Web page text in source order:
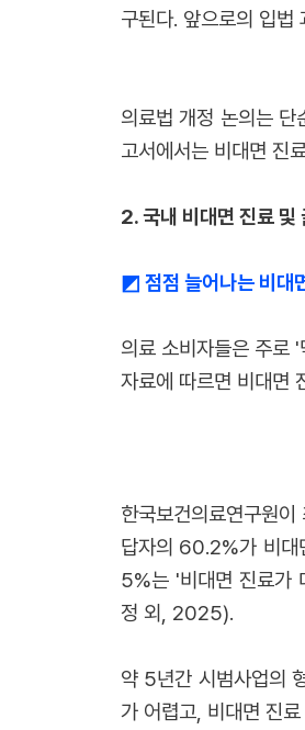
구된다. 앞으로의 입법
의료법 개정 논의는
고서에서는 비대면 진
2.국내 비대면 진료 및
◩ 점점 늘어나는 비대
의료 소비자들은 주로
자료에 따르면 비대면
한국보건의료연구원
답자의 60.2%가 비대
5%는 '비대면 진료가
정 외, 2025).
약 5년간 시범사업의
가 어렵고, 비대면 진